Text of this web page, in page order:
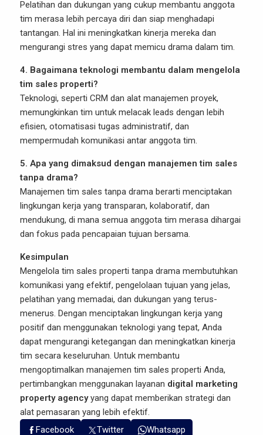
Pelatihan dan dukungan yang cukup membantu anggota
tim merasa lebih percaya diri dan siap menghadapi
tantangan. Hal ini meningkatkan kinerja mereka dan
mengurangi stres yang dapat memicu drama dalam tim.
4. Bagaimana teknologi membantu dalam mengelola
tim sales properti?
Teknologi, seperti CRM dan alat manajemen proyek,
memungkinkan tim untuk melacak leads dengan lebih
efisien, otomatisasi tugas administratif, dan
mempermudah komunikasi antar anggota tim.
5. Apa yang dimaksud dengan manajemen tim sales
tanpa drama?
Manajemen tim sales tanpa drama berarti menciptakan
lingkungan kerja yang transparan, kolaboratif, dan
mendukung, di mana semua anggota tim merasa dihargai
dan fokus pada pencapaian tujuan bersama.
Kesimpulan
Mengelola tim sales properti tanpa drama membutuhkan
komunikasi yang efektif, pengelolaan tujuan yang jelas,
pelatihan yang memadai, dan dukungan yang terus-
menerus. Dengan menciptakan lingkungan kerja yang
positif dan menggunakan teknologi yang tepat, Anda
dapat mengurangi ketegangan dan meningkatkan kinerja
tim secara keseluruhan. Untuk membantu
mengoptimalkan manajemen tim sales properti Anda,
pertimbangkan menggunakan layanan digital marketing
property agencyyang dapat memberikan strategi dan
alat pemasaran yang lebih efektif.
Facebook
Twitter
Whatsapp